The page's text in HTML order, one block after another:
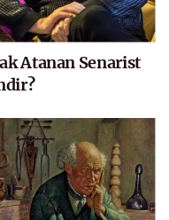
Atanan Senarist